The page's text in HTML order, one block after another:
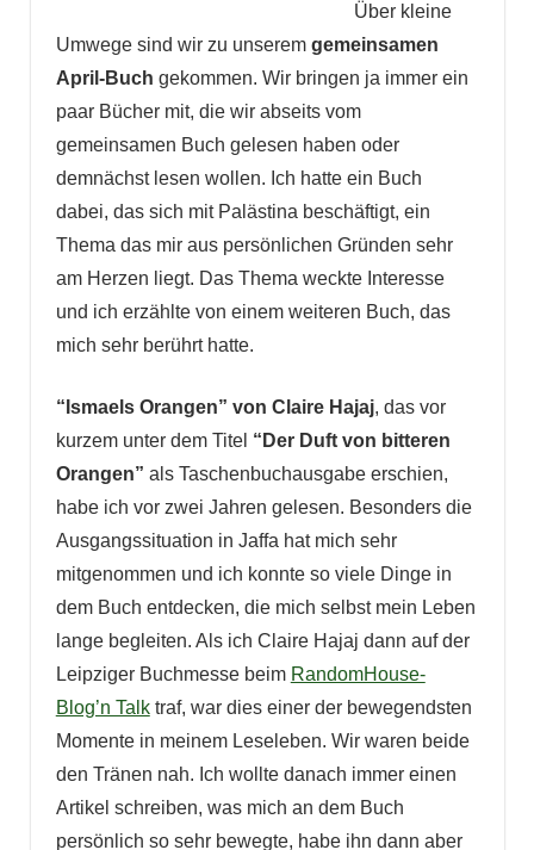
Über kleine
Umwege sind wir zu unserem gemeinsamen
April-Buch gekommen. Wir bringen ja immer ein
paar Bücher mit, die wir abseits vom
gemeinsamen Buch gelesen haben oder
demnächst lesen wollen. Ich hatte ein Buch
dabei, das sich mit Palästina beschäftigt, ein
Thema das mir aus persönlichen Gründen sehr
am Herzen liegt. Das Thema weckte Interesse
und ich erzählte von einem weiteren Buch, das
mich sehr berührt hatte.
“Ismaels Orangen” von Claire Hajaj, das vor
kurzem unter dem Titel “Der Duft von bitteren
Orangen” als Taschenbuchausgabe erschien,
habe ich vor zwei Jahren gelesen. Besonders die
Ausgangssituation in Jaffa hat mich sehr
mitgenommen und ich konnte so viele Dinge in
dem Buch entdecken, die mich selbst mein Leben
lange begleiten. Als ich Claire Hajaj dann auf der
Leipziger Buchmesse beim RandomHouse-
Blog’n Talktraf, war dies einer der bewegendsten
Momente in meinem Leseleben. Wir waren beide
den Tränen nah. Ich wollte danach immer einen
Artikel schreiben, was mich an dem Buch
persönlich so sehr bewegte, habe ihn dann aber